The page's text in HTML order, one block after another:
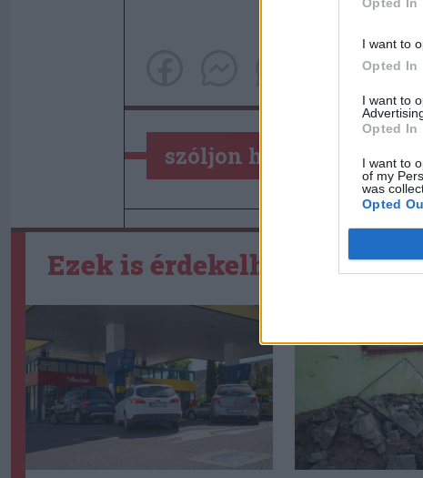
I want to
Opted In
I want to
Opted In
I want to
of my
was
Opted
szóljon hozzá!
Ezek is érdekelhetik